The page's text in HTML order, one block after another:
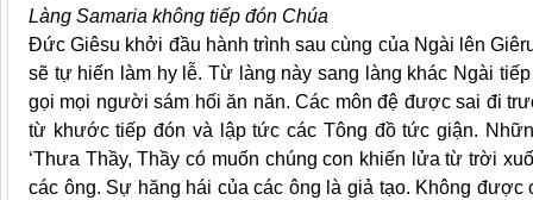
Làng Samaria không tiếp đón Chúa
Đức Giêsu khởi đầu hành trình sau cùng của Ngài lên
sẽ tự hiến làm hy lễ. Từ làng này sang làng khác Ngài
gọi mọi người sám hối ăn năn. Các môn đệ được sai đi
từ khước tiếp đón và lập tức các Tông đồ tức giận.
‘Thưa Thầy, Thầy có muốn chúng con khiến lửa từ trời
các ông. Sự hăng hái của các ông là giả tạo. Không